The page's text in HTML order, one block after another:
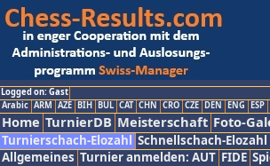
Logged on: Gast
Arabic ARM AZE BIH BUL CAT CHN CRO CZE DEN ENG ESP
Home TurnierDB Meisterschaft Foto-
Turnierschach-Elozahl Schnellschach-Elozahl
Allgemeines Turnier anmelden: AUT FIDE